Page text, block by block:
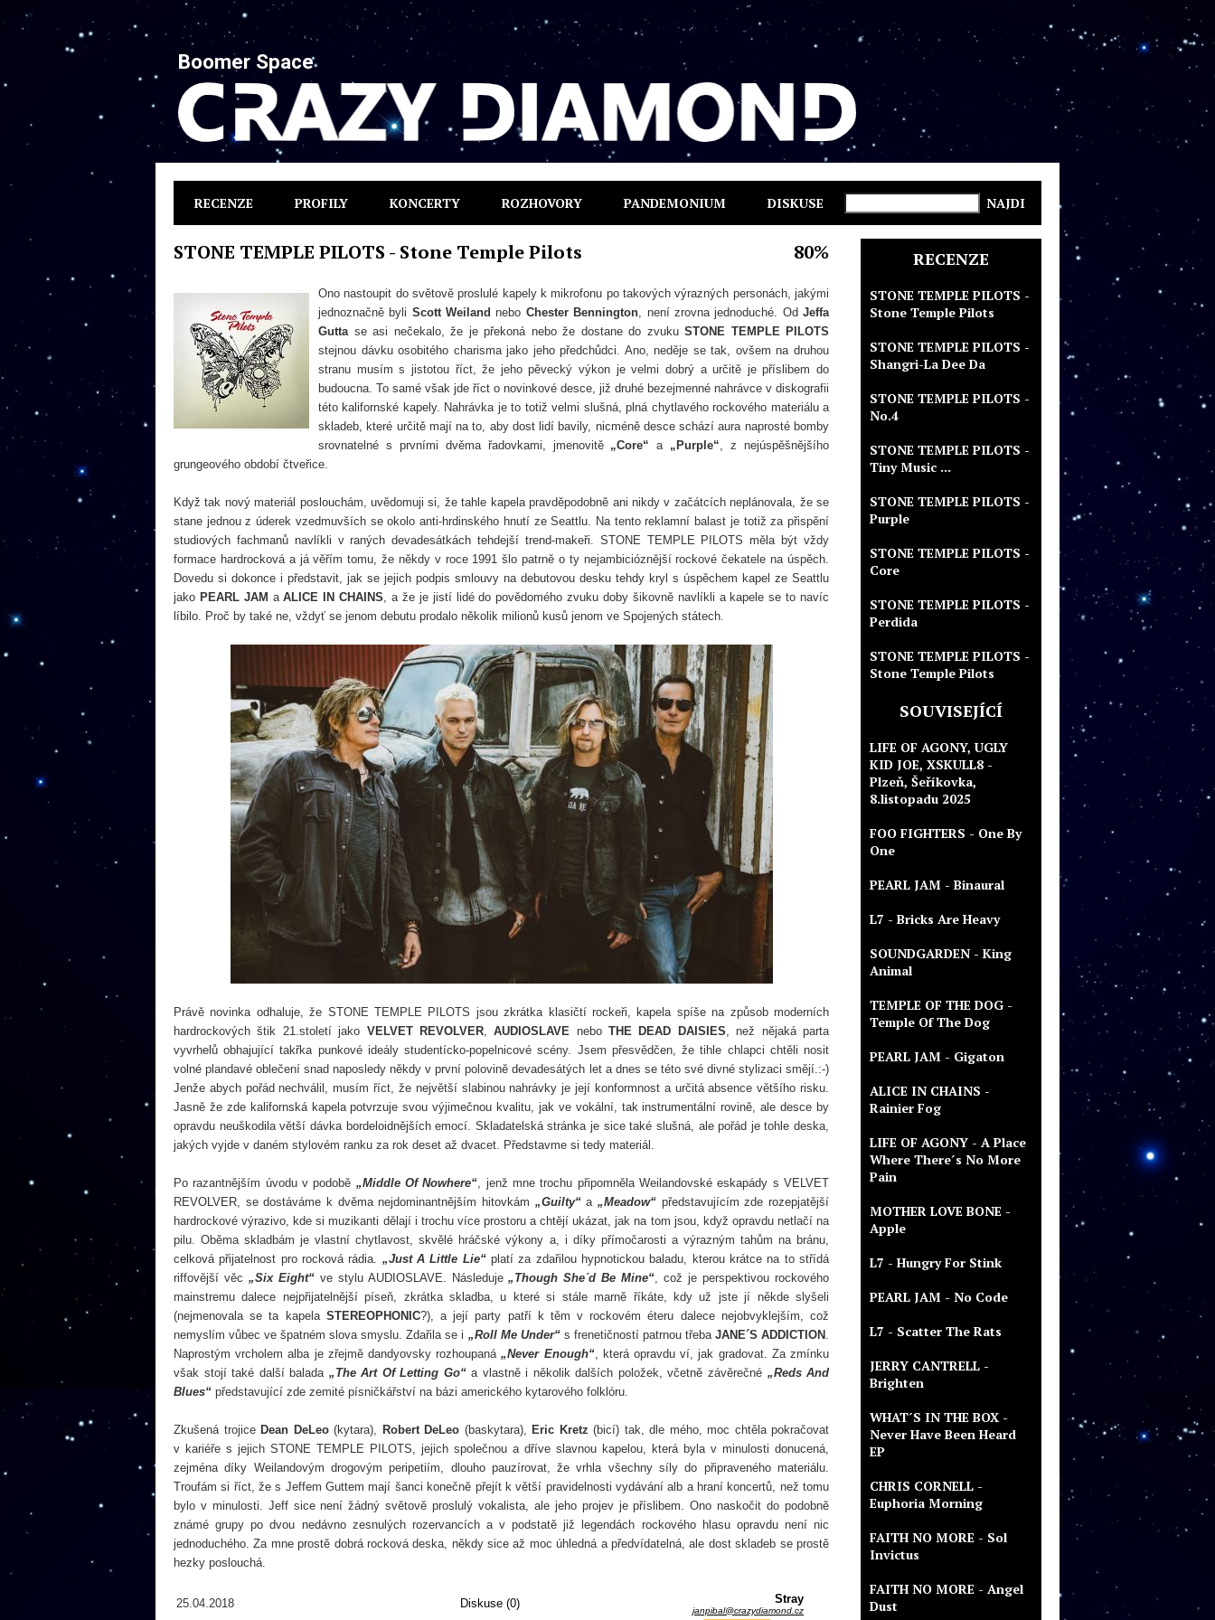
Boomer Space
RECENZE PROFILY KONCERTY ROZHOVORY PANDEMONIUM DISKUSE
STONE TEMPLE PILOTS - Stone Temple Pilots 80%
Ono nastoupit do světově proslulé kapely k mikrofonu po takových výrazných personách, jakými
jednoznačně byli Scott Weiland nebo Chester Bennington, není zrovna jednoduché. OdJeffa
Guttase asi nečekalo, že je překoná nebo že dostane do zvuku STONE TEMPLE PILOTS
stejnou dávku osobitého charisma jako jeho předchůdci. Ano, neděje se tak, ovšem na druhou
stranu musím s jistotou říct, že jeho pěvecký výkon je velmi dobrý a určitě je příslibem do
budoucna. To samé však jde říct o novinkové desce, již druhé bezejmenné nahrávce v diskografii
této kalifornské kapely. Nahrávka je to totiž velmi slušná, plná chytlavého rockového materiálu a
skladeb, které určitě mají na to, aby dost lidí bavily, nicméně desce schází aura naprosté bomby
srovnatelné s prvními dvěma řadovkami, jmenovitě „Core“a „Purple“, z nejúspěšnějšího
grungeového období čtveřice.
Když tak nový materiál poslouchám, uvědomuji si, že tahle kapela pravděpodobně ani nikdy v začátcích neplánovala, že se
stane jednou z úderek vzedmuvších se okolo anti-hrdinského hnutí ze Seattlu. Na tento reklamní balast je totiž za přispění
studiových fachmanů navlíkli v raných devadesátkách tehdejší trend-makeři. STONE TEMPLE PILOTS měla být vždy
formace hardrocková a já věřím tomu, že někdy v roce 1991 šlo patrně o ty nejambicióznější rockové čekatele na úspěch.
Dovedu si dokonce i představit, jak se jejich podpis smlouvy na debutovou desku tehdy kryl s úspěchem kapel ze Seattlu
jako PEARL JAM aALICE IN CHAINS, a že je jistí lidé do povědomého zvuku doby šikovně navlíkli a kapele se to navíc
líbilo. Proč by také ne, vždyť se jenom debutu prodalo několik milionů kusů jenom ve Spojených státech.
Právě novinka odhaluje, že STONE TEMPLE PILOTS jsou zkrátka klasičtí rockeři, kapela spíše na způsob moderních
hardrockových štik 21.století jako VELVET REVOLVER,AUDIOSLAVE neboTHE DEAD DAISIES, než nějaká parta
vyvrhelů obhajující takřka punkové ideály studentícko-popelnicové scény. Jsem přesvědčen, že tihle chlapci chtěli nosit
volné plandavé oblečení snad naposledy někdy v první polovině devadesátých let a dnes se této své divné stylizaci smějí.:-)
Jenže abych pořád nechválil, musím říct, že největší slabinou nahrávky je její konformnost a určitá absence většího risku.
Jasně že zde kalifornská kapela potvrzuje svou výjimečnou kvalitu, jak ve vokální, tak instrumentální rovině, ale desce by
opravdu neuškodila větší dávka bordeloidnějších emocí. Skladatelská stránka je sice také slušná, ale pořád je tohle deska,
jakých vyjde v daném stylovém ranku za rok deset až dvacet. Představme si tedy materiál.
Po razantnějším úvodu v podobě „Middle Of Nowhere“, jenž mne trochu připomněla Weilandovské eskapády s VELVET
REVOLVER, se dostáváme k dvěma nejdominantnějším hitovkám „Guilty“a„Meadow“ představujícím zde rozepjatější
hardrockové výrazivo, kde si muzikanti dělají i trochu více prostoru a chtějí ukázat, jak na tom jsou, když opravdu netlačí na
pilu. Oběma skladbám je vlastní chytlavost, skvělé hráčské výkony a, i díky přímočarosti a výrazným tahům na bránu,
celková přijatelnost pro rocková rádia. „Just A Little Lie“platí za zdařilou hypnotickou baladu, kterou krátce na to střídá
riffovější věc „Six Eight“ve stylu AUDIOSLAVE. Následuje„Though She´d Be Mine“, což je perspektivou rockového
mainstremu dalece nejpřijatelnější píseň, zkrátka skladba, u které si stále marně říkáte, kdy už jste jí někde slyšeli
(nejmenovala se ta kapela STEREOPHONIC?), a její party patří k těm v rockovém éteru dalece nejobvyklejším, což
nemyslím vůbec ve špatném slova smyslu. Zdařila se i „Roll Me Under“s frenetičností patrnou třeba JANE´S ADDICTION .
Naprostým vrcholem alba je zřejmě dandyovsky rozhoupaná„Never Enough“, která opravdu ví, jak gradovat. Za zmínku
však stojí také další balada „The Art Of Letting Go“a vlastně i několik dalších položek, včetně závěrečné „Reds And
Blues“ představující zde zemité písničkářství na bázi amerického kytarového folklóru.
Zkušená trojice Dean DeLeo(kytara), Robert DeLeo (baskytara), Eric Kretz (bicí) tak, dle mého, moc chtěla pokračovat
v kariéře s jejich STONE TEMPLE PILOTS, jejich společnou a dříve slavnou kapelou, která byla v minulosti donucená,
zejména díky Weilandovým drogovým peripetiím, dlouho pauzírovat, že vrhla všechny síly do připraveného materiálu.
Troufám si říct, že s Jeffem Guttem mají šanci konečně přejít k větší pravidelnosti vydávání alb a hraní koncertů, než tomu
bylo v minulosti. Jeff sice není žádný světově proslulý vokalista, ale jeho projev je příslibem. Ono naskočit do podobně
známé grupy po dvou nedávno zesnulých rozervancích a v podstatě již legendách rockového hlasu opravdu není nic
jednoduchého. Za mne prostě dobrá rocková deska, někdy sice až moc úhledná a předvídatelná, ale dost skladeb se prostě
hezky poslouchá.
25.04.2018 Diskuse (0) Stray
janpibal@crazydiamond.cz
RECENZE
STONE TEMPLE PILOTS -
Stone Temple Pilots
STONE TEMPLE PILOTS -
Shangri-La Dee Da
STONE TEMPLE PILOTS -
No.4
STONE TEMPLE PILOTS -
Tiny Music ...
STONE TEMPLE PILOTS -
Purple
STONE TEMPLE PILOTS -
Core
STONE TEMPLE PILOTS -
Perdida
STONE TEMPLE PILOTS -
Stone Temple Pilots
SOUVISEJÍCÍ
LIFE OF AGONY, UGLY
KID JOE, XSKULL8 -
Plzeň, Šeříkovka,
8.listopadu 2025
FOO FIGHTERS - One By
One
PEARL JAM - Binaural
L7 - Bricks Are Heavy
SOUNDGARDEN - King
Animal
TEMPLE OF THE DOG -
Temple Of The Dog
PEARL JAM - Gigaton
ALICE IN CHAINS -
Rainier Fog
LIFE OF AGONY - A Place
Where There´s No More
Pain
MOTHER LOVE BONE -
Apple
L7 - Hungry For Stink
PEARL JAM - No Code
L7 - Scatter The Rats
JERRY CANTRELL -
Brighten
WHAT´S IN THE BOX -
Never Have Been Heard
EP
CHRIS CORNELL -
Euphoria Morning
FAITH NO MORE - Sol
Invictus
FAITH NO MORE - Angel
Dust